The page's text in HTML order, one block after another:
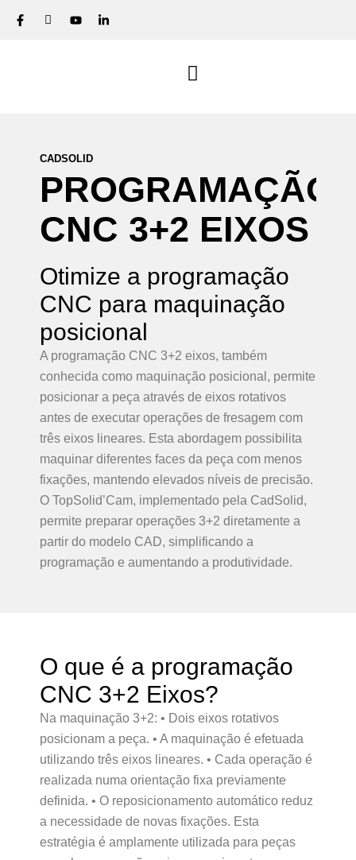
CADSOLID
PROGRAMAÇÃO
CNC 3+2 EIXOS
Otimize a programação
CNC para maquinação
posicional
A programação CNC 3+2 eixos, também
conhecida como maquinação posicional, permite
posicionar a peça através de eixos rotativos
antes de executar operações de fresagem com
três eixos lineares. Esta abordagem possibilita
maquinar diferentes faces da peça com menos
fixações, mantendo elevados níveis de precisão.
O TopSolid’Cam, implementado pela CadSolid,
permite preparar operações 3+2 diretamente a
partir do modelo CAD, simplificando a
programação e aumentando a produtividade.
O que é a programação
CNC 3+2 Eixos?
Na maquinação 3+2: • Dois eixos rotativos
posicionam a peça. • A maquinação é efetuada
utilizando três eixos lineares. • Cada operação é
realizada numa orientação fixa previamente
definida. • O reposicionamento automático reduz
a necessidade de novas fixações. Esta
estratégia é amplamente utilizada para peças